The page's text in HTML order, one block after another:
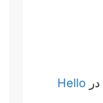
در Hello